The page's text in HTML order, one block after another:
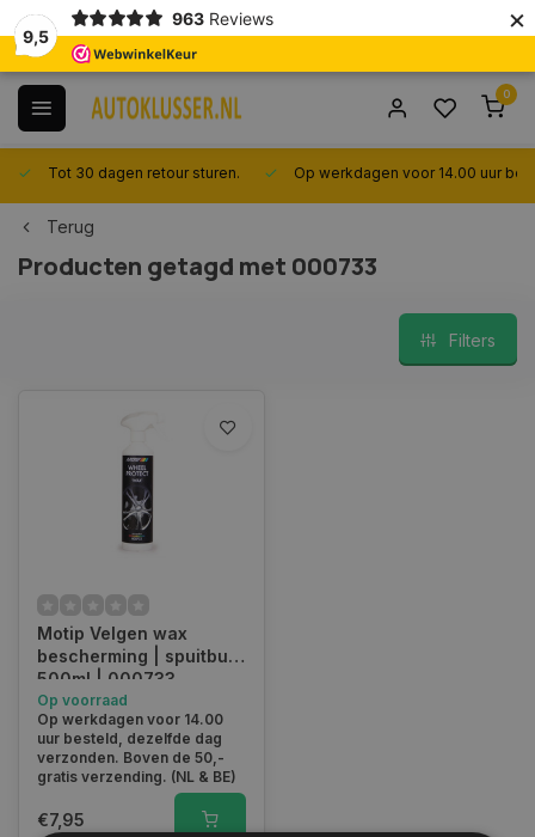
9,5
963 Reviews ×
0
Tot 30 dagen retour sturen. Op werkdagen voor 14.00 uur
Terug
Producten getagd met 000733
Filters
Motip Velgen wax
bescherming | spuitbus
500ml | 000733
Op voorraad
Op werkdagen voor 14.00
uur besteld, dezelfde dag
verzonden. Boven de 50,-
gratis verzending. (NL & BE)
€7,95